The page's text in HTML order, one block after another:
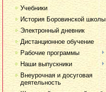
Учебники
История Боровинской школы
Электронный дневник
Дистанционное обучение
Рабочие программы
Наши выпускники
Внеурочная и досуговая
деятельность